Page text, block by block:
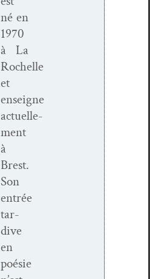
né en
1970
à La
Rochelle
et
enseigne
actuelle­
ment
à
Brest.
Son
entrée
tar­
dive
en
poésie